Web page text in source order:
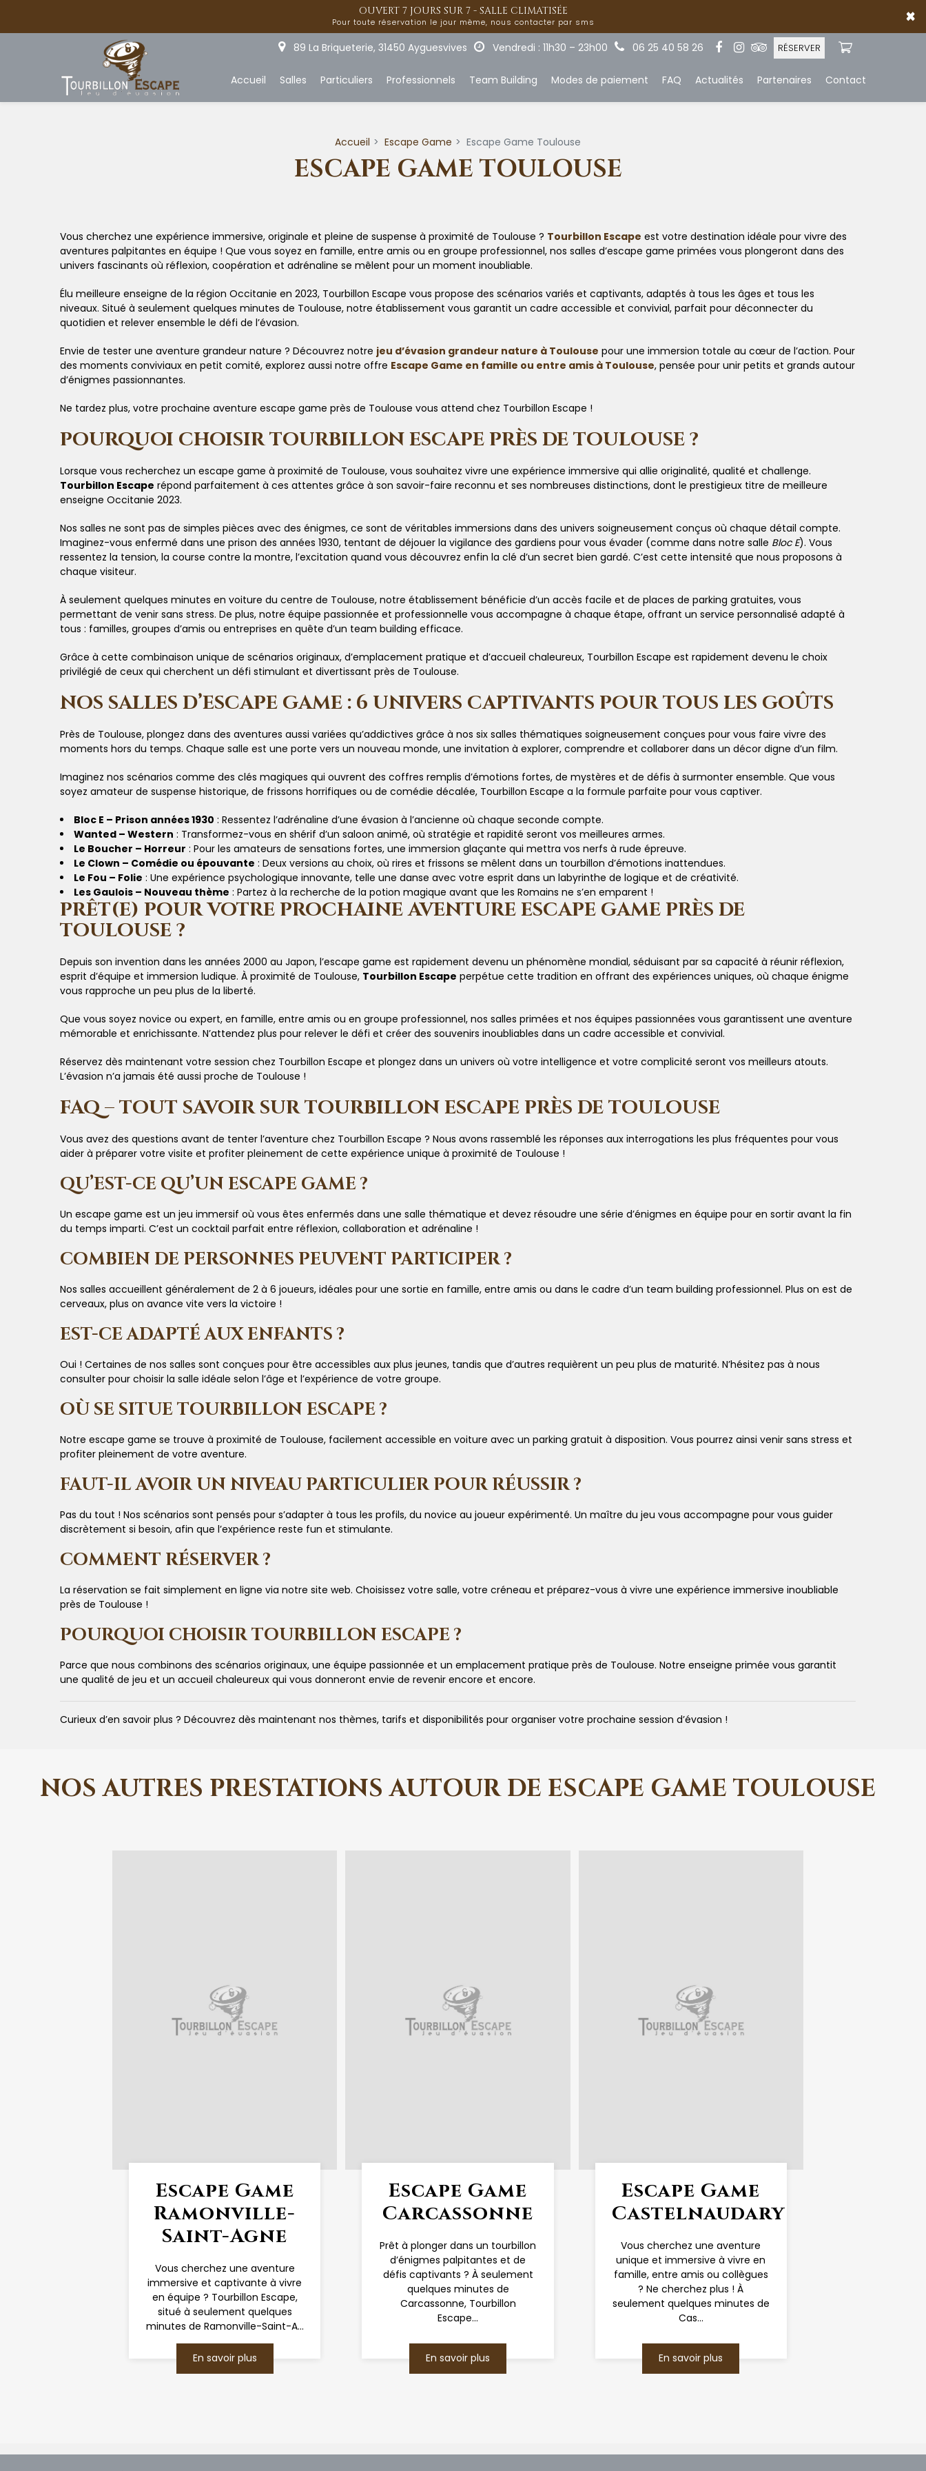
OUVERT 7 JOURS SUR 7 - SALLE CLIMATISÉE
Pour toute réservation le jour même, nous contacter par sms ×
89 La Briqueterie, 31450 Ayguesvives Vendredi : 11h30 – 23h00 06 25 40 58 26 RÉSERVER
Accueil Salles Particuliers Professionnels Team Building Modes de paiement FAQ Actualités Partenaires Contact
Accueil Escape Game Escape Game Toulouse
ESCAPE GAME TOULOUSE
Vous cherchez une expérience immersive, originale et pleine de suspense à proximité de Toulouse ? Tourbillon Escape est votre destination idéale pour vivre des
aventures palpitantes en équipe ! Que vous soyez en famille, entre amis ou en groupe professionnel, nos salles d’escape game primées vous plongeront dans des
univers fascinants où réflexion, coopération et adrénaline se mêlent pour un moment inoubliable.
Élu meilleure enseigne de la région Occitanie en 2023, Tourbillon Escape vous propose des scénarios variés et captivants, adaptés à tous les âges et tous les
niveaux. Situé à seulement quelques minutes de Toulouse, notre établissement vous garantit un cadre accessible et convivial, parfait pour déconnecter du
quotidien et relever ensemble le défi de l’évasion.
Envie de tester une aventure grandeur nature ? Découvrez notre jeu d’évasion grandeur nature à Toulouse pour une immersion totale au cœur de l’action. Pour
des moments conviviaux en petit comité, explorez aussi notre offre Escape Game en famille ou entre amis à Toulouse, pensée pour unir petits et grands autour
d’énigmes passionnantes.
Ne tardez plus, votre prochaine aventure escape game près de Toulouse vous attend chez Tourbillon Escape !
POURQUOI CHOISIR TOURBILLON ESCAPE PRÈS DE TOULOUSE ?
Lorsque vous recherchez un escape game à proximité de Toulouse, vous souhaitez vivre une expérience immersive qui allie originalité, qualité et challenge.
Tourbillon Escape répond parfaitement à ces attentes grâce à son savoir-faire reconnu et ses nombreuses distinctions, dont le prestigieux titre de meilleure
enseigne Occitanie 2023.
Nos salles ne sont pas de simples pièces avec des énigmes, ce sont de véritables immersions dans des univers soigneusement conçus où chaque détail compte.
Imaginez-vous enfermé dans une prison des années 1930, tentant de déjouer la vigilance des gardiens pour vous évader (comme dans notre salle Bloc E). Vous
ressentez la tension, la course contre la montre, l’excitation quand vous découvrez enfin la clé d’un secret bien gardé. C’est cette intensité que nous proposons à
chaque visiteur.
À seulement quelques minutes en voiture du centre de Toulouse, notre établissement bénéficie d’un accès facile et de places de parking gratuites, vous
permettant de venir sans stress. De plus, notre équipe passionnée et professionnelle vous accompagne à chaque étape, offrant un service personnalisé adapté à
tous : familles, groupes d’amis ou entreprises en quête d’un team building efficace.
Grâce à cette combinaison unique de scénarios originaux, d’emplacement pratique et d’accueil chaleureux, Tourbillon Escape est rapidement devenu le choix
privilégié de ceux qui cherchent un défi stimulant et divertissant près de Toulouse.
NOS SALLES D’ESCAPE GAME : 6 UNIVERS CAPTIVANTS POUR TOUS LES GOÛTS
Près de Toulouse, plongez dans des aventures aussi variées qu’addictives grâce à nos six salles thématiques soigneusement conçues pour vous faire vivre des
moments hors du temps. Chaque salle est une porte vers un nouveau monde, une invitation à explorer, comprendre et collaborer dans un décor digne d’un film.
Imaginez nos scénarios comme des clés magiques qui ouvrent des coffres remplis d’émotions fortes, de mystères et de défis à surmonter ensemble. Que vous
soyez amateur de suspense historique, de frissons horrifiques ou de comédie décalée, Tourbillon Escape a la formule parfaite pour vous captiver.
Bloc E – Prison années 1930 : Ressentez l’adrénaline d’une évasion à l’ancienne où chaque seconde compte.
Wanted – Western : Transformez-vous en shérif d’un saloon animé, où stratégie et rapidité seront vos meilleures armes.
Le Boucher – Horreur : Pour les amateurs de sensations fortes, une immersion glaçante qui mettra vos nerfs à rude épreuve.
Le Clown – Comédie ou épouvante : Deux versions au choix, où rires et frissons se mêlent dans un tourbillon d’émotions inattendues.
Le Fou – Folie : Une expérience psychologique innovante, telle une danse avec votre esprit dans un labyrinthe de logique et de créativité.
Les Gaulois – Nouveau thème : Partez à la recherche de la potion magique avant que les Romains ne s’en emparent !
PRÊT(E) POUR VOTRE PROCHAINE AVENTURE ESCAPE GAME PRÈS DE
TOULOUSE ?
Depuis son invention dans les années 2000 au Japon, l’escape game est rapidement devenu un phénomène mondial, séduisant par sa capacité à réunir réflexion,
esprit d’équipe et immersion ludique. À proximité de Toulouse, Tourbillon Escape perpétue cette tradition en offrant des expériences uniques, où chaque énigme
vous rapproche un peu plus de la liberté.
Que vous soyez novice ou expert, en famille, entre amis ou en groupe professionnel, nos salles primées et nos équipes passionnées vous garantissent une aventure
mémorable et enrichissante. N’attendez plus pour relever le défi et créer des souvenirs inoubliables dans un cadre accessible et convivial.
Réservez dès maintenant votre session chez Tourbillon Escape et plongez dans un univers où votre intelligence et votre complicité seront vos meilleurs atouts.
L’évasion n’a jamais été aussi proche de Toulouse !
FAQ – TOUT SAVOIR SUR TOURBILLON ESCAPE PRÈS DE TOULOUSE
Vous avez des questions avant de tenter l’aventure chez Tourbillon Escape ? Nous avons rassemblé les réponses aux interrogations les plus fréquentes pour vous
aider à préparer votre visite et profiter pleinement de cette expérience unique à proximité de Toulouse !
QU’EST-CE QU’UN ESCAPE GAME ?
Un escape game est un jeu immersif où vous êtes enfermés dans une salle thématique et devez résoudre une série d’énigmes en équipe pour en sortir avant la fin
du temps imparti. C’est un cocktail parfait entre réflexion, collaboration et adrénaline !
COMBIEN DE PERSONNES PEUVENT PARTICIPER ?
Nos salles accueillent généralement de 2 à 6 joueurs, idéales pour une sortie en famille, entre amis ou dans le cadre d’un team building professionnel. Plus on est de
cerveaux, plus on avance vite vers la victoire !
EST-CE ADAPTÉ AUX ENFANTS ?
Oui ! Certaines de nos salles sont conçues pour être accessibles aux plus jeunes, tandis que d’autres requièrent un peu plus de maturité. N’hésitez pas à nous
consulter pour choisir la salle idéale selon l’âge et l’expérience de votre groupe.
OÙ SE SITUE TOURBILLON ESCAPE ?
Notre escape game se trouve à proximité de Toulouse, facilement accessible en voiture avec un parking gratuit à disposition. Vous pourrez ainsi venir sans stress et
profiter pleinement de votre aventure.
FAUT-IL AVOIR UN NIVEAU PARTICULIER POUR RÉUSSIR ?
Pas du tout ! Nos scénarios sont pensés pour s’adapter à tous les profils, du novice au joueur expérimenté. Un maître du jeu vous accompagne pour vous guider
discrètement si besoin, afin que l’expérience reste fun et stimulante.
COMMENT RÉSERVER ?
La réservation se fait simplement en ligne via notre site web. Choisissez votre salle, votre créneau et préparez-vous à vivre une expérience immersive inoubliable
près de Toulouse !
POURQUOI CHOISIR TOURBILLON ESCAPE ?
Parce que nous combinons des scénarios originaux, une équipe passionnée et un emplacement pratique près de Toulouse. Notre enseigne primée vous garantit
une qualité de jeu et un accueil chaleureux qui vous donneront envie de revenir encore et encore.
Curieux d’en savoir plus ? Découvrez dès maintenant nos thèmes, tarifs et disponibilités pour organiser votre prochaine session d’évasion !
NOS AUTRES PRESTATIONS AUTOUR DE ESCAPE GAME TOULOUSE
Escape Game
Ramonville-
Saint-Agne
Vous cherchez une aventure
immersive et captivante à vivre
en équipe ? Tourbillon Escape,
situé à seulement quelques
minutes de Ramonville-Saint-A...
En savoir plus
Escape Game
Carcassonne
Prêt à plonger dans un tourbillon
d’énigmes palpitantes et de
défis captivants ? À seulement
quelques minutes de
Carcassonne, Tourbillon
Escape...
En savoir plus
Escape Game
Castelnaudary
Vous cherchez une aventure
unique et immersive à vivre en
famille, entre amis ou collègues
? Ne cherchez plus ! À
seulement quelques minutes de
Cas...
En savoir plus